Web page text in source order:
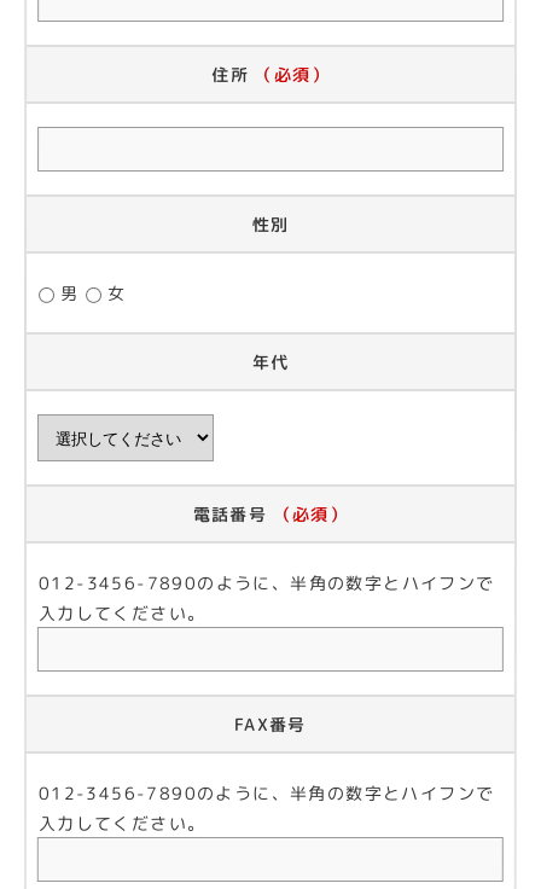
住所 （必須）
性別
男 女
年代
電話番号 （必須）
012-3456-7890のように、半角の数字とハイフンで
入力してください。
FAX番号
012-3456-7890のように、半角の数字とハイフンで
入力してください。